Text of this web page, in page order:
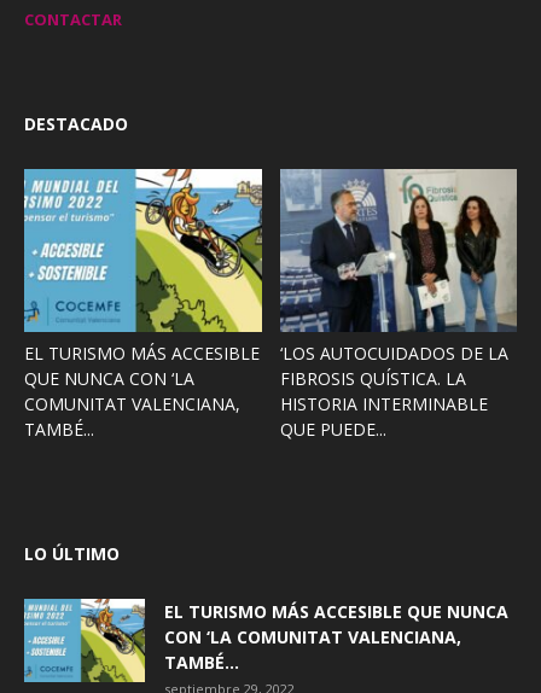
CONTACTAR
DESTACADO
EL TURISMO MÁS ACCESIBLE
QUE NUNCA CON ‘LA
COMUNITAT VALENCIANA,
TAMBÉ...
‘LOS AUTOCUIDADOS DE LA
FIBROSIS QUÍSTICA. LA
HISTORIA INTERMINABLE
QUE PUEDE...
LO ÚLTIMO
EL TURISMO MÁS ACCESIBLE QUE NUNCA
CON ‘LA COMUNITAT VALENCIANA,
TAMBÉ...
septiembre 29, 2022